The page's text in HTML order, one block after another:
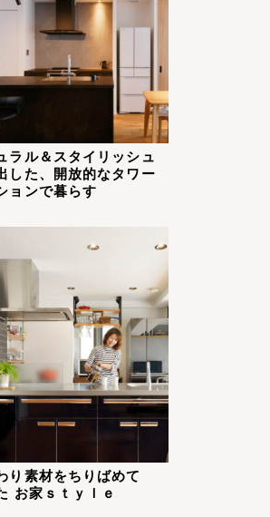
ラル＆スタイリッシュ
した、開放的なタワー
ョンで暮らす
り素材をちりばめて
お家ｓｔｙｌｅ